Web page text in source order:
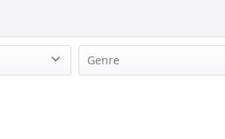
Genre